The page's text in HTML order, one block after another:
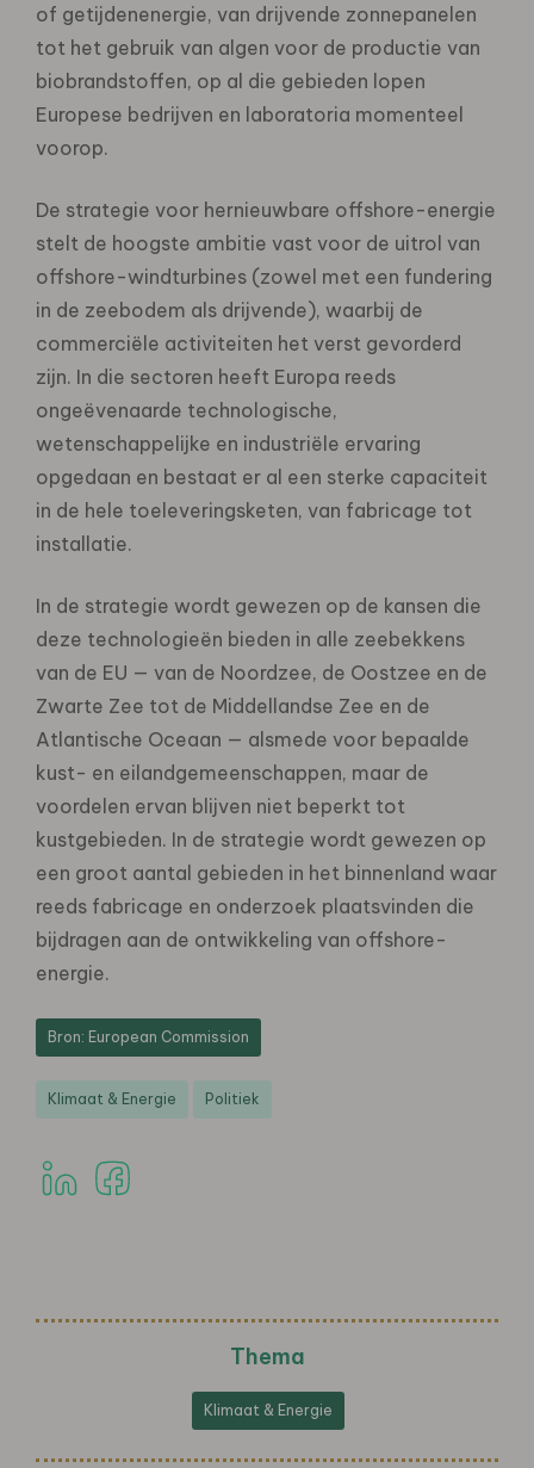
of getijdenenergie, van drijvende zonnepanelen
tot het gebruik van algen voor de productie van
biobrandstoffen, op al die gebieden lopen
Europese bedrijven en laboratoria momenteel
voorop.
De strategie voor hernieuwbare offshore-energie
stelt de hoogste ambitie vast voor de uitrol van
offshore-windturbines (zowel met een fundering
in de zeebodem als drijvende), waarbij de
commerciële activiteiten het verst gevorderd
zijn. In die sectoren heeft Europa reeds
ongeëvenaarde technologische,
wetenschappelijke en industriële ervaring
opgedaan en bestaat er al een sterke capaciteit
in de hele toeleveringsketen, van fabricage tot
installatie.
In de strategie wordt gewezen op de kansen die
deze technologieën bieden in alle zeebekkens
van de EU — van de Noordzee, de Oostzee en de
Zwarte Zee tot de Middellandse Zee en de
Atlantische Oceaan — alsmede voor bepaalde
kust- en eilandgemeenschappen, maar de
voordelen ervan blijven niet beperkt tot
kustgebieden. In de strategie wordt gewezen op
een groot aantal gebieden in het binnenland waar
reeds fabricage en onderzoek plaatsvinden die
bijdragen aan de ontwikkeling van offshore-
energie.
Bron: European Commission
Klimaat & Energie Politiek
Thema
Klimaat & Energie